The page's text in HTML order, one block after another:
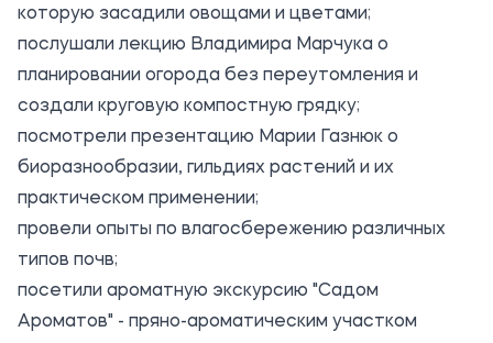
которую засадили овощами и цветами;
послушали лекцию Владимира Марчука о
планировании огорода без переутомления и
создали круговую компостную грядку;
посмотрели презентацию Марии Газнюк о
биоразнообразии, гильдиях растений и их
практическом применении;
провели опыты по влагосбережению различных
типов почв;
посетили ароматную экскурсию "Садом
Ароматов" - пряно-ароматическим участком